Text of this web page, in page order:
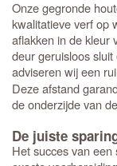
Onze gegronde
kwalitatieve verf op
aflakken in de kleur
deur geruisloos
adviseren wij een
Deze afstand
de onderzijde van
De juiste
Het succes van